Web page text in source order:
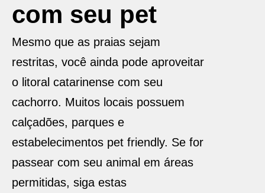
com seu pet
Mesmo que as praias sejam
restritas, você ainda pode aproveitar
o litoral catarinense com seu
cachorro. Muitos locais possuem
calçadões, parques e
estabelecimentos pet friendly. Se for
passear com seu animal em áreas
permitidas, siga estas